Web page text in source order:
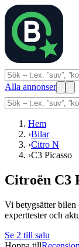
Alla annonser
Hem
›Bilar
›Citro N
›C3 Picasso
Citroën C3
Vi betygsätter bilen
experttester och
Se 2 till salu